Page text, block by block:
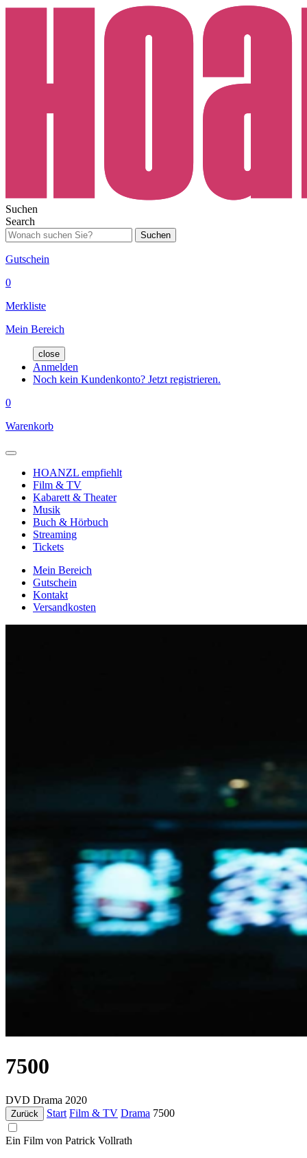
Suchen
Search
Suchen
Gutschein
0
Merkliste
Mein Bereich
close
Anmelden
Noch kein Kundenkonto? Jetzt registrieren.
0
Warenkorb
HOANZL empfiehlt
Film & TV
Kabarett & Theater
Musik
Buch & Hörbuch
Streaming
Tickets
Mein Bereich
Gutschein
Kontakt
Versandkosten
7500
DVD Drama 2020
Zurück Start Film & TV Drama 7500
Ein Film von Patrick Vollrath